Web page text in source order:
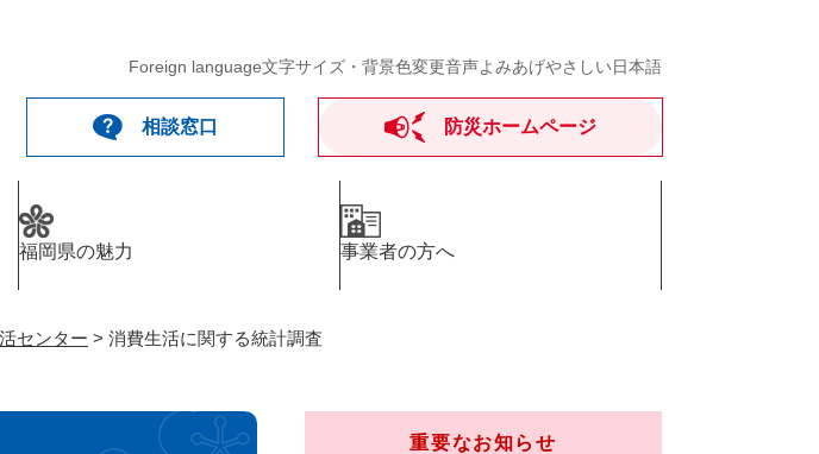
Foreign language文字サイズ・背景色変更音声よみあげやさしい日本語
相談窓口 防災ホームページ
福岡県の魅力 事業者の方へ
センター > 消費生活に関する統計調査
重要なお知らせ